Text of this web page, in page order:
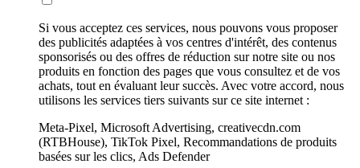
Si vous acceptez ces services, nous pouvons vous proposer
des publicités adaptées à vos centres d'intérêt, des contenus
sponsorisés ou des offres de réduction sur notre site ou nos
produits en fonction des pages que vous consultez et de vos
achats, tout en évaluant leur succès. Avec votre accord, nous
utilisons les services tiers suivants sur ce site internet :
Meta-Pixel, Microsoft Advertising, creativecdn.com
(RTBHouse), TikTok Pixel, Recommandations de produits
basées sur les clics, Ads Defender